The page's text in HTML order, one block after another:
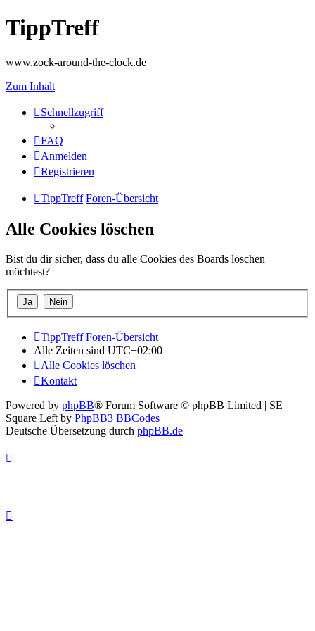
TippTreff
www.zock-around-the-clock.de
Zum Inhalt
Schnellzugriff
FAQ
Anmelden
Registrieren
TippTreff Foren-Übersicht
Alle Cookies löschen
Bist du dir sicher, dass du alle Cookies des Boards löschen
möchtest?
TippTreff Foren-Übersicht
Alle Zeiten sind UTC+02:00
Alle Cookies löschen
Kontakt
Powered by phpBB® Forum Software © phpBB Limited | SE
Square Left by PhpBB3 BBCodes
Deutsche Übersetzung durch phpBB.de